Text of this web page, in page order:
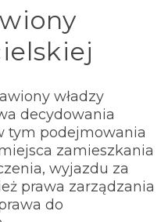
władzy
decydowania
tym podejmowania
zamieszkania
wyjazdu za
prawa zarządzania
do